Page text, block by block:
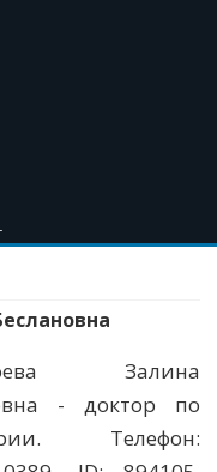
Залина
- доктор по
Телефон: